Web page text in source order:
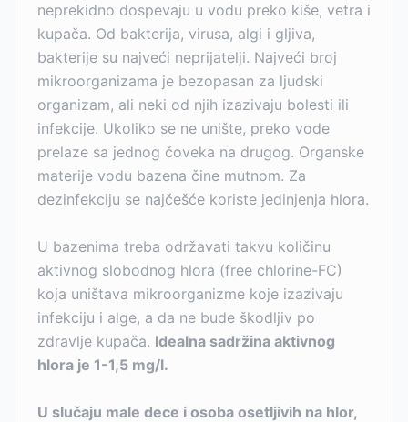
neprekidno dospevaju u vodu preko kiše, vetra i
kupača. Od bakterija, virusa, algi i gljiva,
bakterije su najveći neprijatelji. Najveći broj
mikroorganizama je bezopasan za ljudski
organizam, ali neki od njih izazivaju bolesti ili
infekcije. Ukoliko se ne unište, preko vode
prelaze sa jednog čoveka na drugog. Organske
materije vodu bazena čine mutnom. Za
dezinfekciju se najčešće koriste jedinjenja hlora.
U bazenima treba održavati takvu količinu
aktivnog slobodnog hlora (free chlorine-FC)
koja uništava mikroorganizme koje izazivaju
infekciju i alge, a da ne bude škodljiv po
zdravlje kupača. Idealna sadržina aktivnog
hlora je 1-1,5 mg/l.
U slučaju male dece i osoba osetljivih na hlor,